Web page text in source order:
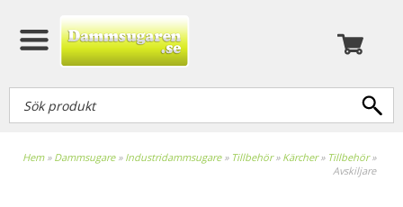
Hem» Dammsugare» Industridammsugare » Tillbehör» Kärcher» Tillbehör»
Avskiljare